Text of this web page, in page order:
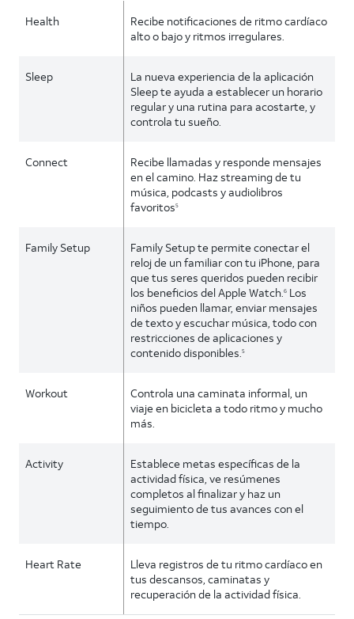
Health
Recibe notificaciones de ritmo cardíaco
alto o bajo y ritmos irregulares.
Sleep
La nueva experiencia de la aplicación
Sleep te ayuda a establecer un horario
regular y una rutina para acostarte, y
controla tu sueño.
Connect
Recibe llamadas y responde mensajes
en el camino. Haz streaming de tu
música, podcasts y audiolibros
favoritos5
Family Setup
Family Setup te permite conectar el
reloj de un familiar con tu iPhone, para
que tus seres queridos pueden recibir
los beneficios del Apple Watch.6 Los
niños pueden llamar, enviar mensajes
de texto y escuchar música, todo con
restricciones de aplicaciones y
contenido disponibles.5
Workout
Controla una caminata informal, un
viaje en bicicleta a todo ritmo y mucho
más.
Activity
Establece metas específicas de la
actividad física, ve resúmenes
completos al finalizar y haz un
seguimiento de tus avances con el
tiempo.
Heart Rate
Lleva registros de tu ritmo cardíaco en
tus descansos, caminatas y
recuperación de la actividad física.